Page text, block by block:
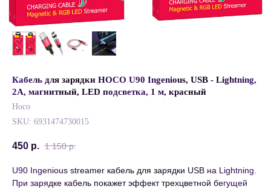
Кабель для зарядки HOCO U90 Ingenious, USB - Lightning,
2А, магнитный, LED подсветка, 1 м, красный
Hoco
SKU: 6931474730015
450 р. 1 150 р.
U90 Ingenious streamer кабель для зарядки USB на Lightning.
При зарядке кабель покажет эффект трехцветной бегущей